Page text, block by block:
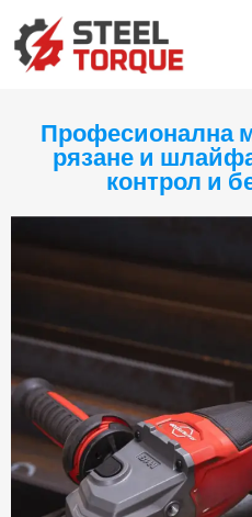
Професионална
рязане и
контрол и